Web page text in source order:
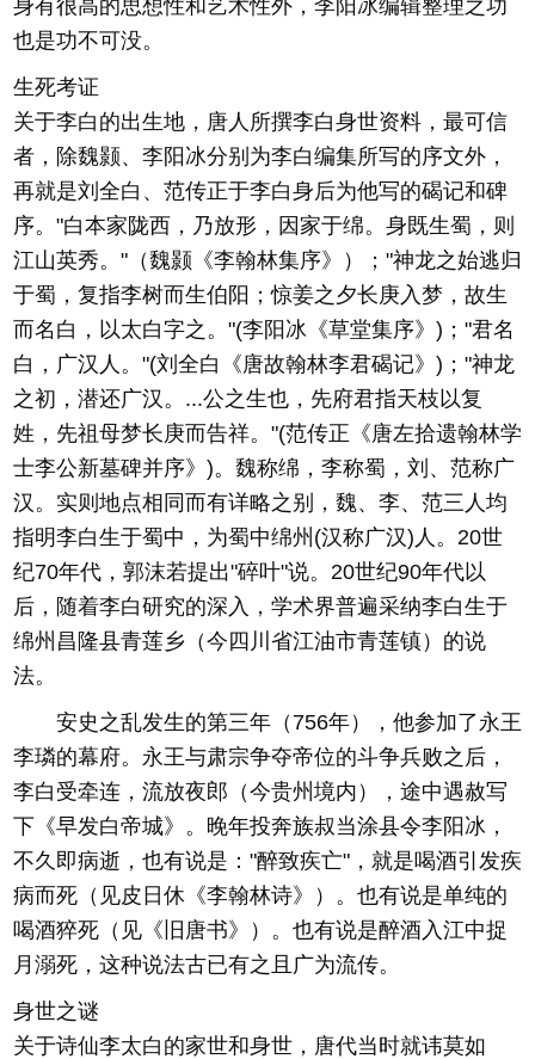
身有很高的思想性和艺术性外，李阳冰编辑整理之功
也是功不可没。
生死考证
关于李白的出生地，唐人所撰李白身世资料，最可信
者，除魏颢、李阳冰分别为李白编集所写的序文外，
再就是刘全白、范传正于李白身后为他写的碣记和碑
序。"白本家陇西，乃放形，因家于绵。身既生蜀，则
江山英秀。"（魏颢《李翰林集序》）；"神龙之始逃归
于蜀，复指李树而生伯阳；惊姜之夕长庚入梦，故生
而名白，以太白字之。"(李阳冰《草堂集序》)；"君名
白，广汉人。"(刘全白《唐故翰林李君碣记》)；"神龙
之初，潜还广汉。...公之生也，先府君指天枝以复
姓，先祖母梦长庚而告祥。"(范传正《唐左拾遗翰林学
士李公新墓碑并序》)。魏称绵，李称蜀，刘、范称广
汉。实则地点相同而有详略之别，魏、李、范三人均
指明李白生于蜀中，为蜀中绵州(汉称广汉)人。20世
纪70年代，郭沫若提出"碎叶"说。20世纪90年代以
后，随着李白研究的深入，学术界普遍采纳李白生于
绵州昌隆县青莲乡（今四川省江油市青莲镇）的说
法。
安史之乱发生的第三年（756年），他参加了永王
李璘的幕府。永王与肃宗争夺帝位的斗争兵败之后，
李白受牵连，流放夜郎（今贵州境内），途中遇赦写
下《早发白帝城》。晚年投奔族叔当涂县令李阳冰，
不久即病逝，也有说是："醉致疾亡"，就是喝酒引发疾
病而死（见皮日休《李翰林诗》）。也有说是单纯的
喝酒猝死（见《旧唐书》）。也有说是醉酒入江中捉
月溺死，这种说法古已有之且广为流传。
身世之谜
关于诗仙李太白的家世和身世，唐代当时就讳莫如